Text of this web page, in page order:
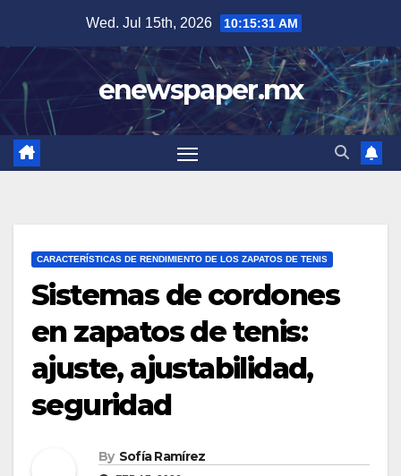
content
Wed. Jul 15th, 2026 10:15:33 AM
enewspaper.mx
CARACTERÍSTICAS DE RENDIMIENTO DE LOS ZAPATOS DE TENIS
Sistemas de cordones
en zapatos de tenis:
ajuste, ajustabilidad,
seguridad
By Sofía Ramírez